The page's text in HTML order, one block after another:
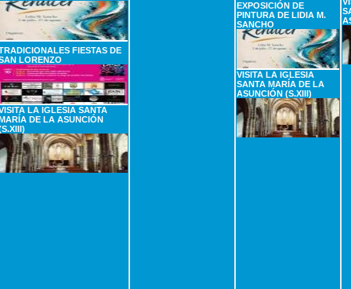
FIESTAS DE
LORENZO
LA IGLESIA SANTA
DE LA ASUNCIÓN
EXPOSICIÓN DE
PINTURA DE LIDIA M.
SANCHO
VISITA LA IGLESIA
SANTA MARÍA DE LA
ASUNCIÓN (S.XIII)